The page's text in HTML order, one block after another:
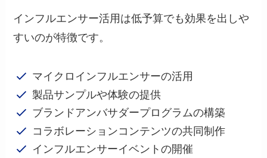
インフルエンサー活用は低予算でも効果を出しや
すいのが特徴です。
マイクロインフルエンサーの活用
製品サンプルや体験の提供
ブランドアンバサダープログラムの構築
コラボレーションコンテンツの共同制作
インフルエンサーイベントの開催